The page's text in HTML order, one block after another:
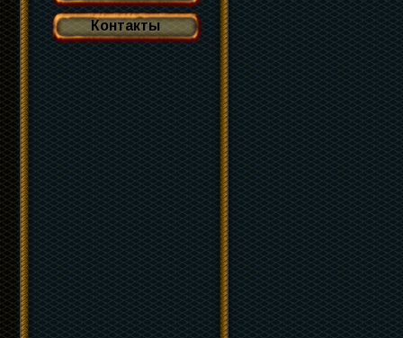
Контакты